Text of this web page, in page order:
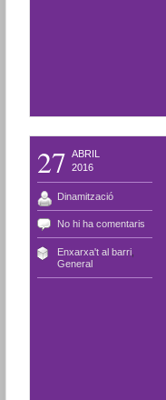
27 ABRIL
2016
Dinamització
No hi ha comentaris
Enxarxa't al barri,
General